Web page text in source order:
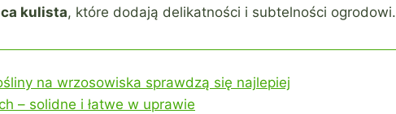
kulista, które dodają delikatności i subtelności ogrodowi.
na wrzosowiska sprawdzą się najlepiej
– solidne i łatwe w uprawie